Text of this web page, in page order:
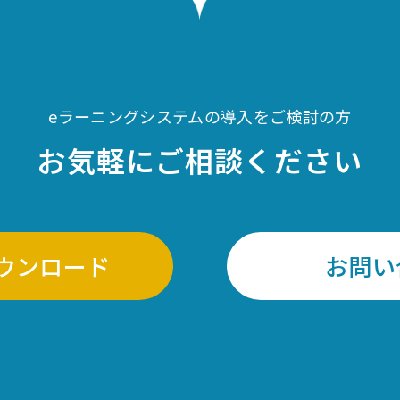
eラーニングシステムの導入をご検討の方
お気軽にご相談ください
ンロード お問